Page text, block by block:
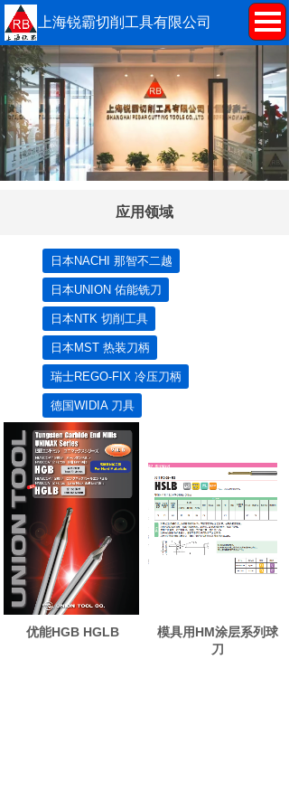
应用领域
日本NACHI 那智不二越
日本UNION 佑能铣刀
日本NTK 切削工具
日本MST 热装刀柄
瑞士REGO-FIX 冷压刀柄
德国WIDIA 刀具
优能HGB HGLB
模具用HM涂层系列球
刀
上海锐霸切削工具有限公司